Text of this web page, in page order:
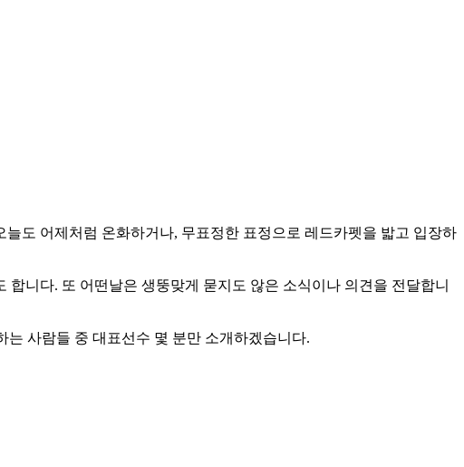
도 어제처럼 온화하거나, 무표정한 표정으로 레드카펫을 밟고 입장하
니다. 또 어떤날은 생뚱맞게 묻지도 않은 소식이나 의견을 전달합니
는 사람들 중 대표선수 몇 분만 소개하겠습니다.